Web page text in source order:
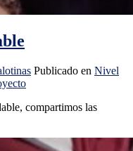
Publicado en Nivel
compartimos las